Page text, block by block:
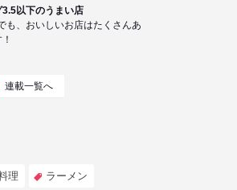
3.5以下のうまい店
も、おいしいお店はたくさんあ
連載一覧へ
理 ラーメン